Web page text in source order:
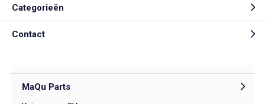
Categorieën
Contact
MaQu Parts